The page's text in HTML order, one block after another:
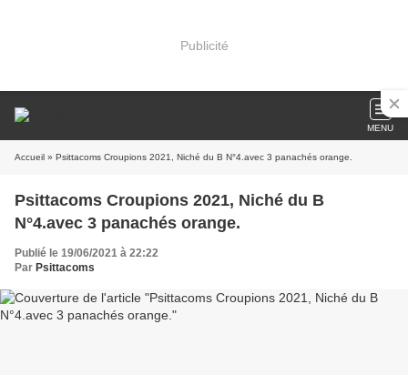
Publicité
MENU
Accueil » Psittacoms Croupions 2021, Niché du B N°4.avec 3 panachés orange.
Psittacoms Croupions 2021, Niché du B
N°4.avec 3 panachés orange.
Publié le 19/06/2021 à 22:22
Par Psittacoms